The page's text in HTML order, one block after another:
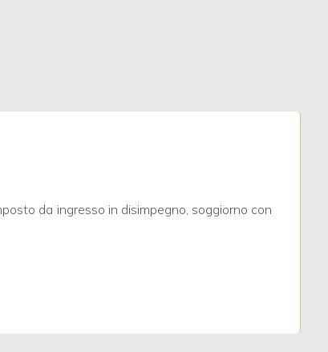
da ingresso in disimpegno, soggiorno con